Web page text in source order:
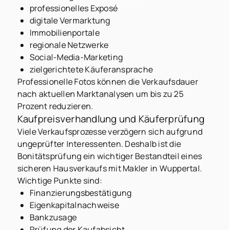
professionelles Exposé
digitale Vermarktung
Immobilienportale
regionale Netzwerke
Social-Media-Marketing
zielgerichtete Käuferansprache
Professionelle Fotos können die Verkaufsdauer
nach aktuellen Marktanalysen um bis zu 25
Prozent reduzieren.
Kaufpreisverhandlung und Käuferprüfung
Viele Verkaufsprozesse verzögern sich aufgrund
ungeprüfter Interessenten. Deshalb ist die
Bonitätsprüfung ein wichtiger Bestandteil eines
sicheren Hausverkaufs mit Makler in Wuppertal.
Wichtige Punkte sind:
Finanzierungsbestätigung
Eigenkapitalnachweise
Bankzusage